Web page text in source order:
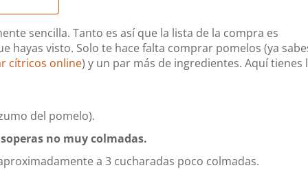
sencilla. Tanto es así que la lista de la compra es
hayas visto. Solo te hace falta comprar pomelos (ya
cítricos online) y un par más de ingredientes. Aquí tienes
del pomelo).
no muy colmadas.
a 3 cucharadas poco colmadas.